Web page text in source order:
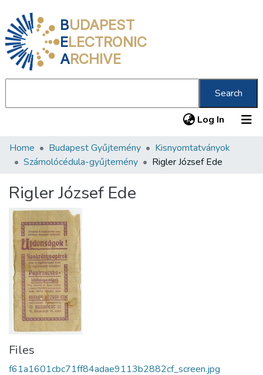
BUDAPEST
ELECTRONIC
ARCHIVE
Search
Log In (current)
Communities & Collections
Statistics
About us
Home Budapest Gyűjtemény
Kisnyomtatványok
Számolócédula-gyűjtemény
Rigler József Ede
Rigler József Ede
Files
f61a1601cbc71ff84adae9113b2882cf_screen.jpg